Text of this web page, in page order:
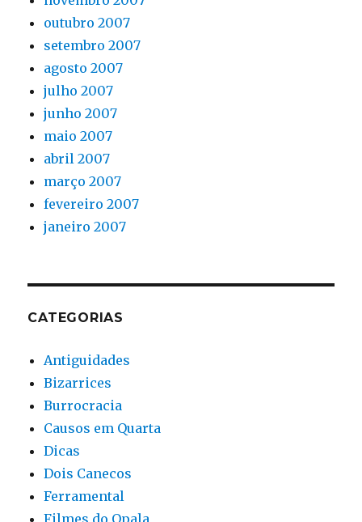
outubro 2007
setembro 2007
agosto 2007
julho 2007
junho 2007
maio 2007
abril 2007
março 2007
fevereiro 2007
janeiro 2007
CATEGORIAS
Antiguidades
Bizarrices
Burrocracia
Causos em Quarta
Dicas
Dois Canecos
Ferramental